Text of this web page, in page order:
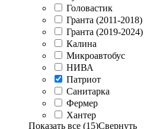
Головастик
Гранта (2011-2018)
Гранта (2019-2024)
Калина
Микроавтобус
НИВА
Патриот
Санитарка
Фермер
Хантер
Показать все (15)Свернуть